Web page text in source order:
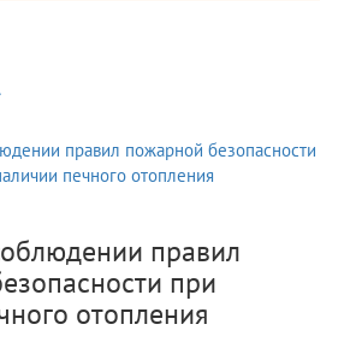
правил
при
отопления